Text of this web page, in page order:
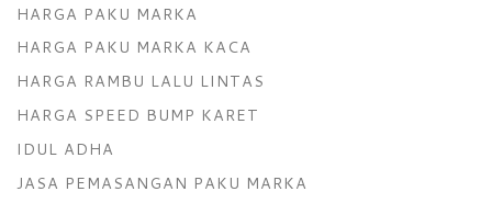
HARGA PAKU MARKA
HARGA PAKU MARKA KACA
HARGA RAMBU LALU LINTAS
HARGA SPEED BUMP KARET
IDUL ADHA
JASA PEMASANGAN PAKU MARKA